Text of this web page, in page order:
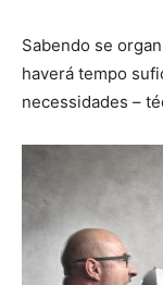
Sabendo se
haverá tempo
necessidades –